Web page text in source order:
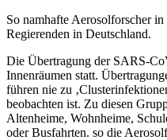
So namhafte Aerosolforscher
Regierenden in Deutschland.
Die Übertragung der SARS-
Innenräumen statt.
führen nie zu
beobachten ist. Zu diesen
Altenheime, Wohnheime,
oder Busfahrten. so die